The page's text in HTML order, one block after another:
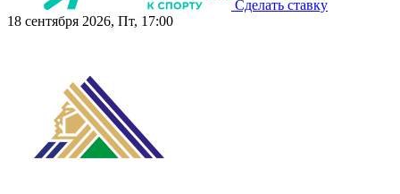
Сделать ставку
18 сентября 2026, Пт, 17:00